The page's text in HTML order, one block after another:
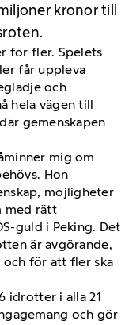
kronor till
för fler. Spelets
får uppleva
och
hela vägen till
gemenskapen
mig om
Hon
möjligheter
med rätt
guld i Peking. Det
är avgörande,
för att fler ska
idrotter i alla 21
och gör